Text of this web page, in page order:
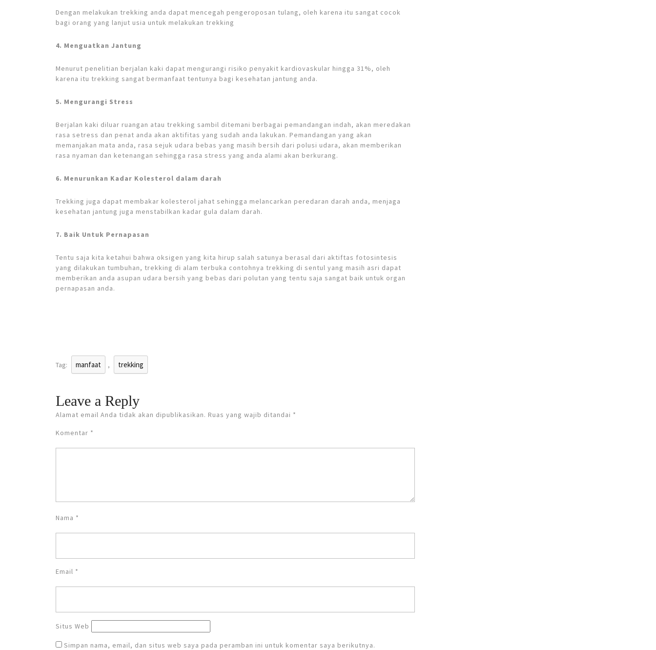
Dengan melakukan trekking anda dapat mencegah pengeroposan tulang, oleh karena itu sangat cocok
bagi orang yang lanjut usia untuk melakukan trekking
4. Menguatkan Jantung
Menurut penelitian berjalan kaki dapat mengurangi risiko penyakit kardiovaskular hingga 31%, oleh
karena itu trekking sangat bermanfaat tentunya bagi kesehatan jantung anda.
5. Mengurangi Stress
Berjalan kaki diluar ruangan atau trekking sambil ditemani berbagai pemandangan indah, akan meredakan
rasa setress dan penat anda akan aktifitas yang sudah anda lakukan. Pemandangan yang akan
memanjakan mata anda, rasa sejuk udara bebas yang masih bersih dari polusi udara, akan memberikan
rasa nyaman dan ketenangan sehingga rasa stress yang anda alami akan berkurang.
6. Menurunkan Kadar Kolesterol dalam darah
Trekking juga dapat membakar kolesterol jahat sehingga melancarkan peredaran darah anda, menjaga
kesehatan jantung juga menstabilkan kadar gula dalam darah.
7. Baik Untuk Pernapasan
Tentu saja kita ketahui bahwa oksigen yang kita hirup salah satunya berasal dari aktiftas fotosintesis
yang dilakukan tumbuhan, trekking di alam terbuka contohnya trekking di sentul yang masih asri dapat
memberikan anda asupan udara bersih yang bebas dari polutan yang tentu saja sangat baik untuk organ
pernapasan anda.
Tag: manfaat , trekking
Leave a Reply
Alamat email Anda tidak akan dipublikasikan. Ruas yang wajib ditandai *
Komentar *
Nama *
Email *
Situs Web
Simpan nama, email, dan situs web saya pada peramban ini untuk komentar saya berikutnya.